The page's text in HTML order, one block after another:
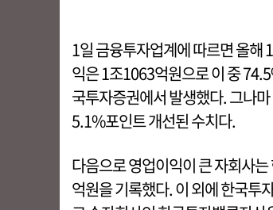
1일 금융투자업계에 따르면 올해
익은 1조1063억원으로 이 중
국투자증권에서 발생했다. 그나
5.1%포인트 개선된 수치다.
다음으로 영업이익이 큰 자회사
억원을 기록했다. 이 외에 한국투